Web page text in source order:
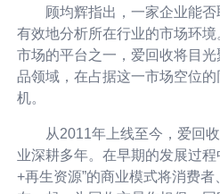
顾均辉指出，一家企业能否
有效地分析所在行业的市场环
市场的平台之一，爱回收将目
品领域，在占据这一市场空位
机。
从2011年上线至今，爱回收
业深耕多年。在早期的发展过程
+再生资源”的商业模式将消费